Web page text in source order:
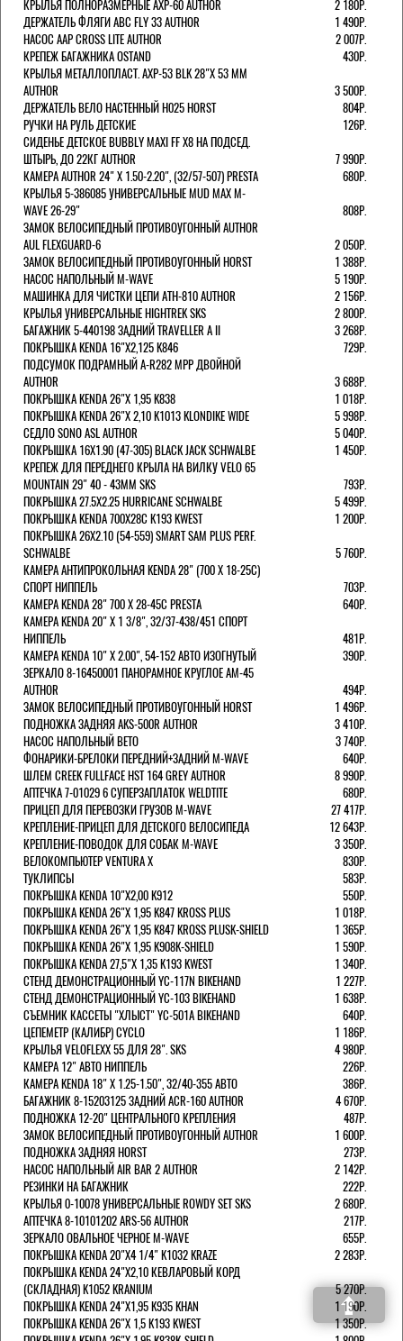
КРЫЛЬЯ ПОЛНОРАЗМЕРНЫЕ AXP-60 AUTHOR
2 180Р.
ДЕРЖАТЕЛЬ ФЛЯГИ АВС FLY 33 AUTHOR
1 490Р.
НАСОС AAP CROSS LITE AUTHOR
2 007Р.
КРЕПЕЖ БАГАЖНИКА OSTAND
430Р.
КРЫЛЬЯ МЕТАЛЛОПЛАСТ. AXP-53 BLK 28"Х 53 ММ
AUTHOR
3 500Р.
ДЕРЖАТЕЛЬ ВЕЛО НАСТЕННЫЙ H025 HORST
804Р.
РУЧКИ НА РУЛЬ ДЕТСКИЕ
126Р.
СИДЕНЬЕ ДЕТСКОЕ BUBBLY MAXI FF X8 НА ПОДСЕД.
ШТЫРЬ, ДО 22КГ AUTHOR
7 990Р.
КАМЕРА AUTHOR 24" Х 1.50-2.20", (32/57-507) PRESTA
680Р.
КРЫЛЬЯ 5-386085 УНИВЕРСАЛЬНЫЕ MUD MAX M-
WAVE 26-29"
808Р.
ЗАМОК ВЕЛОСИПЕДНЫЙ ПРОТИВОУГОННЫЙ AUTHOR
AUL FLEXGUARD-6
2 050Р.
ЗАМОК ВЕЛОСИПЕДНЫЙ ПРОТИВОУГОННЫЙ HORST
1 388Р.
НАСОС НАПОЛЬНЫЙ M-WAVE
5 190Р.
МАШИНКА ДЛЯ ЧИСТКИ ЦЕПИ ATH-810 AUTHOR
2 156Р.
КРЫЛЬЯ УНИВЕРСАЛЬНЫЕ HIGHTREK SKS
2 800Р.
БАГАЖНИК 5-440198 ЗАДНИЙ TRAVELLER A II
3 268Р.
ПОКРЫШКА KENDA 16"Х2,125 K846
729Р.
ПОДСУМОК ПОДРАМНЫЙ A-R282 MPP ДВОЙНОЙ
AUTHOR
3 688Р.
ПОКРЫШКА KENDA 26"Х 1,95 K838
1 018Р.
ПОКРЫШКА KENDA 26"Х 2,10 K1013 KLONDIKE WIDE
5 998Р.
СЕДЛО SONO ASL AUTHOR
5 040Р.
ПОКРЫШКА 16X1.90 (47-305) BLACK JACK SCHWALBE
1 450Р.
КРЕПЕЖ ДЛЯ ПЕРЕДНЕГО КРЫЛА НА ВИЛКУ VELO 65
MOUNTAIN 29" 40 - 43ММ SKS
793Р.
ПОКРЫШКА 27.5X2.25 HURRICANE SCHWALBE
5 499Р.
ПОКРЫШКА KENDA 700Х28С K193 KWEST
1 200Р.
ПОКРЫШКА 26X2.10 (54-559) SMART SAM PLUS PERF.
SCHWALBE
5 760Р.
КАМЕРА АНТИПРОКОЛЬНАЯ KENDA 28" (700 Х 18-25C)
СПОРТ НИППЕЛЬ
703Р.
КАМЕРА KENDA 28" 700 Х 28-45С PRESTA
640Р.
КАМЕРА KENDA 20" Х 1 3/8", 32/37-438/451 СПОРТ
НИППЕЛЬ
481Р.
КАМЕРА KENDA 10" Х 2.00", 54-152 АВТО ИЗОГНУТЫЙ
390Р.
ЗЕРКАЛО 8-16450001 ПАНОРАМНОЕ КРУГЛОЕ AM-45
AUTHOR
494Р.
ЗАМОК ВЕЛОСИПЕДНЫЙ ПРОТИВОУГОННЫЙ HORST
1 496Р.
ПОДНОЖКА ЗАДНЯЯ AKS-500R AUTHOR
3 410Р.
НАСОС НАПОЛЬНЫЙ BETO
3 740Р.
ФОНАРИКИ-БРЕЛОКИ ПЕРЕДНИЙ+ЗАДНИЙ M-WAVE
640Р.
ШЛЕМ CREEK FULLFACE HST 164 GREY AUTHOR
8 990Р.
АПТЕЧКА 7-01029 6 СУПЕРЗАПЛАТОК WELDTITE
680Р.
ПРИЦЕП ДЛЯ ПЕРЕВОЗКИ ГРУЗОВ M-WAVE
27 417Р.
КРЕПЛЕНИЕ-ПРИЦЕП ДЛЯ ДЕТСКОГО ВЕЛОСИПЕДА
12 643Р.
КРЕПЛЕНИЕ-ПОВОДОК ДЛЯ СОБАК M-WAVE
3 350Р.
ВЕЛОКОМПЬЮТЕР VENTURA Х
830Р.
ТУКЛИПСЫ
583Р.
ПОКРЫШКА KENDA 10"Х2,00 K912
550Р.
ПОКРЫШКА KENDA 26"Х 1,95 K847 KROSS PLUS
1 018Р.
ПОКРЫШКА KENDA 26"Х 1,95 K847 KROSS PLUSK-SHIELD
1 365Р.
ПОКРЫШКА KENDA 26"Х 1,95 K908K-SHIELD
1 590Р.
ПОКРЫШКА KENDA 27,5"Х 1,35 K193 KWEST
1 340Р.
СТЕНД ДЕМОНСТРАЦИОННЫЙ YC-117N BIKEHAND
1 227Р.
СТЕНД ДЕМОНСТРАЦИОННЫЙ YC-103 BIKEHAND
1 638Р.
СЪЕМНИК КАССЕТЫ "ХЛЫСТ" YC-501A BIKEHAND
640Р.
ЦЕПЕМЕТР (КАЛИБР) CYCLO
1 186Р.
КРЫЛЬЯ VELOFLEXX 55 ДЛЯ 28". SKS
4 980Р.
КАМЕРА 12" АВТО НИППЕЛЬ
226Р.
КАМЕРА KENDA 18" Х 1.25-1.50", 32/40-355 АВТО
386Р.
БАГАЖНИК 8-15203125 ЗАДНИЙ ACR-160 AUTHOR
4 670Р.
ПОДНОЖКА 12-20" ЦЕНТРАЛЬНОГО КРЕПЛЕНИЯ
487Р.
ЗАМОК ВЕЛОСИПЕДНЫЙ ПРОТИВОУГОННЫЙ AUTHOR
1 600Р.
ПОДНОЖКА ЗАДНЯЯ HORST
273Р.
НАСОС НАПОЛЬНЫЙ AIR BAR 2 AUTHOR
2 142Р.
РЕЗИНКИ НА БАГАЖНИК
222Р.
КРЫЛЬЯ 0-10078 УНИВЕРСАЛЬНЫЕ ROWDY SET SKS
2 680Р.
АПТЕЧКА 8-10101202 ARS-56 AUTHOR
217Р.
ЗЕРКАЛО ОВАЛЬНОЕ ЧЕРНОЕ M-WAVE
655Р.
ПОКРЫШКА KENDA 20"Х4 1/4" K1032 KRAZE
2 283Р.
ПОКРЫШКА KENDA 24"Х2,10 КЕВЛАРОВЫЙ КОРД
(СКЛАДНАЯ) K1052 KRANIUM
5 270Р.
ПОКРЫШКА KENDA 24"Х1,95 K935 KHAN
1 190Р.
ПОКРЫШКА KENDA 26"Х 1,5 K193 KWEST
1 350Р.